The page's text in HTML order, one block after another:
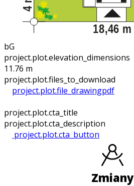
bG
project.plot.elevation_dimensions
11.76 m
project.plot.files_to_download
project.plot.file_drawingpdf
project.plot.cta_title
project.plot.cta_description
project.plot.cta_button
zmiany